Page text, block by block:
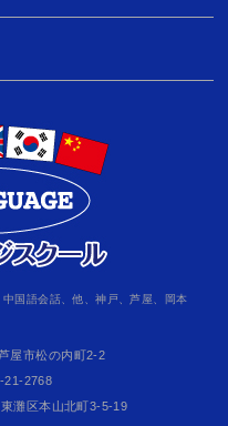
国語会話、他、神戸、芦屋、岡本
市松の内町2-2
2768
灘区本山北町3-5-19